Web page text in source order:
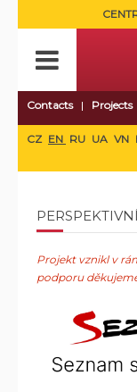
Contacts Projects
CZ EN RU UA VN
Projekt vznikl v
podporu